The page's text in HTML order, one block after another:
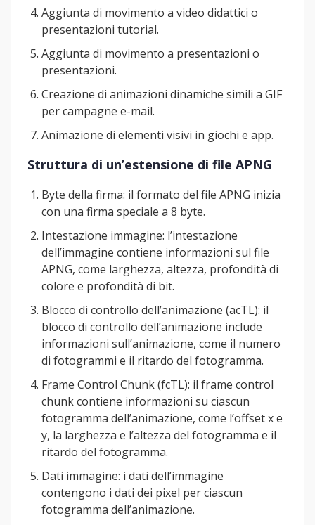
Aggiunta di movimento a video didattici o
presentazioni tutorial.
Aggiunta di movimento a presentazioni o
presentazioni.
Creazione di animazioni dinamiche simili a GIF
per campagne e-mail.
Animazione di elementi visivi in giochi e app.
Struttura di un’estensione di file APNG
Byte della firma: il formato del file APNG inizia
con una firma speciale a 8 byte.
Intestazione immagine: l’intestazione
dell’immagine contiene informazioni sul file
APNG, come larghezza, altezza, profondità di
colore e profondità di bit.
Blocco di controllo dell’animazione (acTL): il
blocco di controllo dell’animazione include
informazioni sull’animazione, come il numero
di fotogrammi e il ritardo del fotogramma.
Frame Control Chunk (fcTL): il frame control
chunk contiene informazioni su ciascun
fotogramma dell’animazione, come l’offset x e
y, la larghezza e l’altezza del fotogramma e il
ritardo del fotogramma.
Dati immagine: i dati dell’immagine
contengono i dati dei pixel per ciascun
fotogramma dell’animazione.